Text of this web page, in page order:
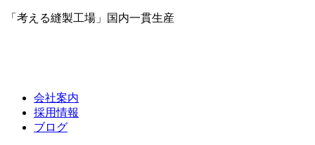
「考える縫製工場」国内一貫生産
会社案内
採用情報
ブログ